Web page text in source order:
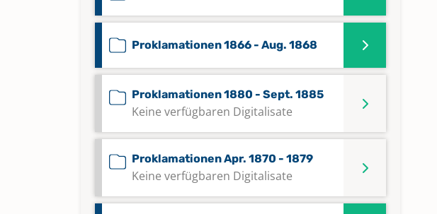
Proklamationen 1866 - Aug. 1868
Proklamationen 1880 - Sept. 1885
Keine verfügbaren Digitalisate
Proklamationen Apr. 1870 - 1879
Keine verfügbaren Digitalisate